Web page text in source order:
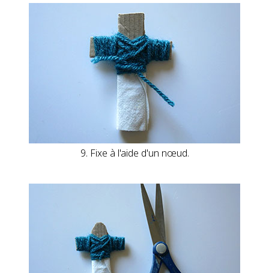
9. Fixe à l'aide d'un nœud.